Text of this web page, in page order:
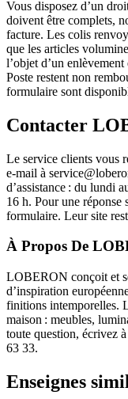
Vous disposez d’un
doivent être complets,
facture. Les colis
que les articles
l’objet d’un
Poste restent non
formulaire sont
Contacter
Le service clients vous
e-mail à
d’assistance : du lundi
16 h. Pour une
formulaire. Leur site
À Propos De
LOBERON conçoit et
d’inspiration
finitions intemporelles.
maison : meubles,
toute question, écrivez
63 33.
Enseignes